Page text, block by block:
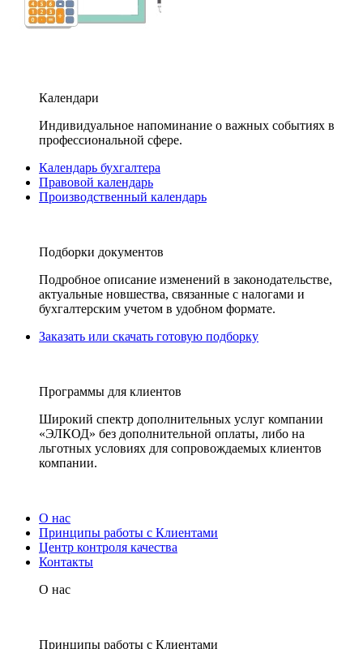
Календари
Индивидуальное напоминание о важных событиях в
профессиональной сфере.
Календарь бухгалтера
Правовой календарь
Производственный календарь
Подборки документов
Подробное описание изменений в законодательстве,
актуальные новшества, связанные с налогами и
бухгалтерским учетом в удобном формате.
Заказать или скачать готовую подборку
Программы для клиентов
Широкий спектр дополнительных услуг компании
«ЭЛКОД» без дополнительной оплаты, либо на
льготных условиях для сопровождаемых клиентов
компании.
О нас
Принципы работы с Клиентами
Центр контроля качества
Контакты
О нас
Принципы работы с Клиентами